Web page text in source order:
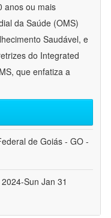
anos ou mais
da Saúde (OMS)
Saudável, e
do Integrated
que enfatiza a
de Goiás - GO -
Sun Jan 31